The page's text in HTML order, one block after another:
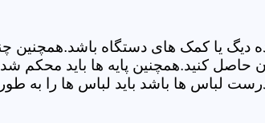
یا کمک های دستگاه باشد.همچنین
حاصل کنید.همچنین پایه ها باید
لباس ها باشد باید لباس ها را به